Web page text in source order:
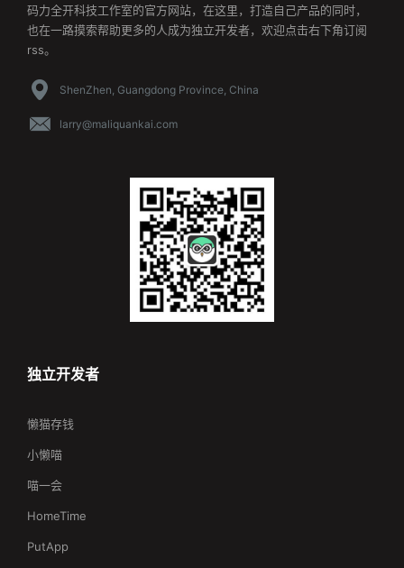
码力全开科技工作室的官方网站，在这里，打造自己产品的同时，
也在一路摸索帮助更多的人成为独立开发者，欢迎点击右下角订阅
rss。
ShenZhen, Guangdong Province, China
larry@maliquankai.com
独立开发者
懒猫存钱
小懒喵
喵一会
HomeTime
PutApp